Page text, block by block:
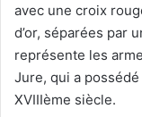
avec une croix
d’or, séparées par
représente les
Jure, qui a
XVIIIème siècle.